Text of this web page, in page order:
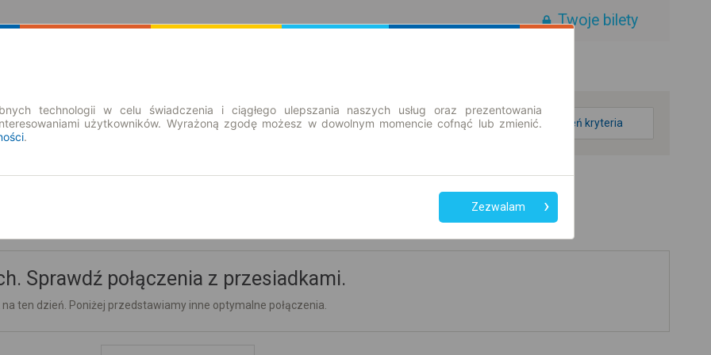
Twoje bilety
zmień kryteria
Sprawdź połączenia z przesiadkami.
ten dzień. Poniżej przedstawiamy inne optymalne połączenia.
technologii w celu świadczenia i ciągłego ulepszania naszych usług oraz prezentowania
użytkowników. Wyrażoną zgodę możesz w dowolnym momencie cofnąć lub zmienić.
.
Zezwalam